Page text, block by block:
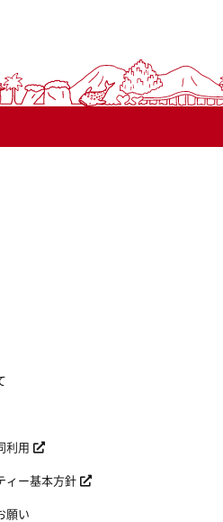
利用
ィー基本方針
願い